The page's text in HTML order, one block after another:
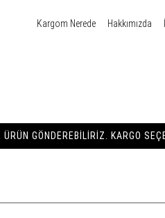
Kargom Nerede Hakkımızda
ÜRÜN GÖNDEREBILIRIZ. KARGO